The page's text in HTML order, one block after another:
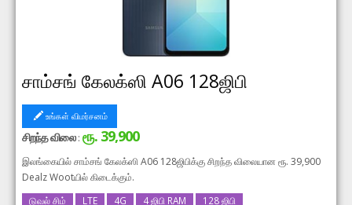
சாம்சங் கேலக்ஸி A06 128ஜிபி
உங்கள் விமர்சனம்
சிறந்த விலை:ரூ. 39,900
இலங்கையில் சாம்சங் கேலக்ஸி A06 128ஜிபிக்கு சிறந்த விலையான ரூ. 39,900
Dealz Wootயில் கிடைக்கும்.
டுவல் சிம் LTE 4G 4 ஜிபி RAM 128 ஜிபி